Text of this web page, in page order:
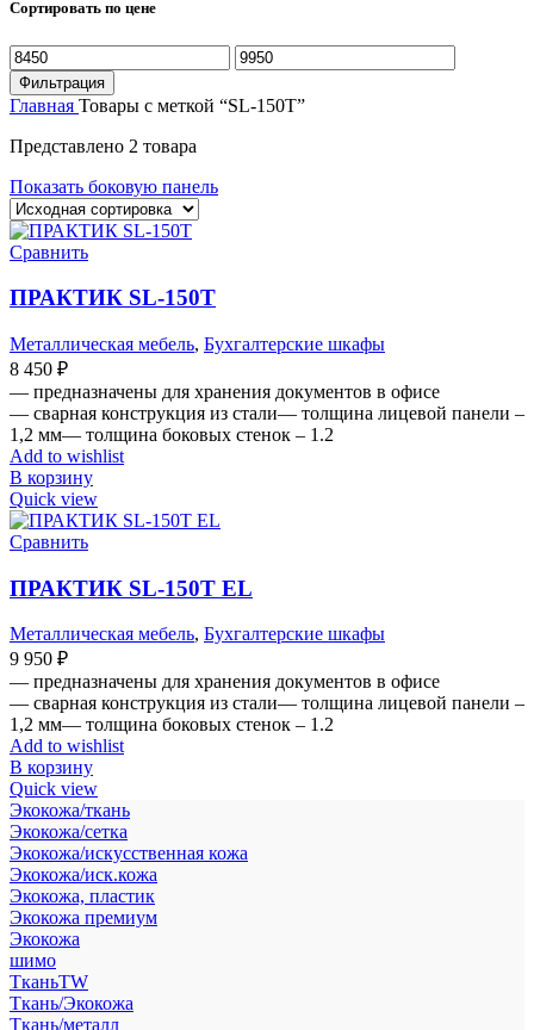
Сортировать по цене
Минимальная
цена
Максимальная
цена
Фильтрация
Главная Товары с меткой “SL-150Т”
Представлено 2 товара
Показать боковую панель
Сравнить
ПРАКТИК SL-150Т
Металлическая мебель, Бухгалтерские шкафы
8 450 ₽
— предназначены для хранения документов в офисе
— сварная конструкция из стали— толщина лицевой панели –
1,2 мм— толщина боковых стенок – 1.2
Add to wishlist
В корзину
Quick view
Сравнить
ПРАКТИК SL-150Т EL
Металлическая мебель, Бухгалтерские шкафы
9 950 ₽
— предназначены для хранения документов в офисе
— сварная конструкция из стали— толщина лицевой панели –
1,2 мм— толщина боковых стенок – 1.2
Add to wishlist
В корзину
Quick view
Экокожа/ткань
Экокожа/сетка
Экокожа/искусственная кожа
Экокожа/иск.кожа
Экокожа, пластик
Экокожа премиум
Экокожа
шимо
ТканьTW
Ткань/Экокожа
Ткань/металл